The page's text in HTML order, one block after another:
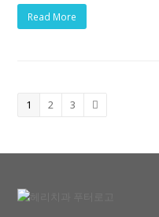
Read More
Page
1 Page
2 Page
3